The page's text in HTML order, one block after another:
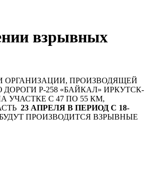
взрывных
ПРОИЗВОДЯЩЕЙ
Р-258 «БАЙКАЛ» ИРКУТСК-
УЧАСТКЕ С 47 ПО 55 КМ,
23 АПРЕЛЯ В ПЕРИОД С 18-
ПРОИЗВОДИТСЯ ВЗРЫВНЫЕ